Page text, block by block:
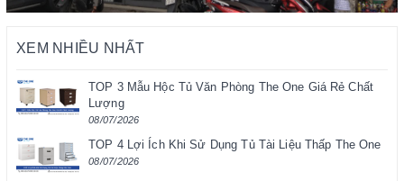
XEM NHIỀU NHẤT
TOP 3 Mẫu Hộc Tủ Văn Phòng The One Giá Rẻ Chất
Lượng
08/07/2026
TOP 4 Lợi Ích Khi Sử Dụng Tủ Tài Liệu Thấp The One
08/07/2026